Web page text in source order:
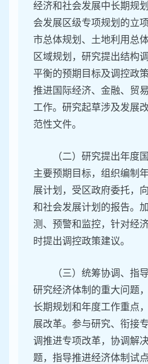
经济和社会发展中长期规
会发展区级专项规划的立
市总体规划、土地利用总
区域规划，研究提出结构
平衡的预期目标及调控政
推进国际经济、金融、贸
工作。研究起草涉及发展
范性文件。
（二）研究提出年度
主要预期目标，组织编制
展计划，受区政府委托，
和社会发展计划的报告。
测、预警和监控，针对经
时提出调控政策建议。
（三）统筹协调、指
研究经济体制的重大问题
长期规划和年度工作重点
展改革。参与研究、衔接
调推进专项改革，协调解
题，指导推进经济体制试